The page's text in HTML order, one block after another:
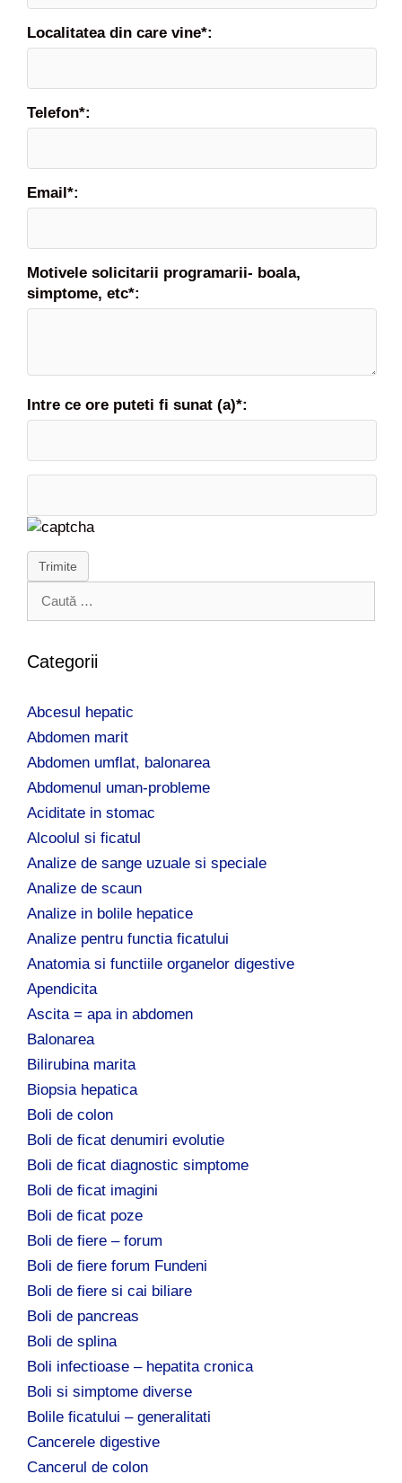
Localitatea din care vine*:
Telefon*:
Email*:
Motivele solicitarii programarii- boala,
simptome, etc*:
Intre ce ore puteti fi sunat (a)*:
Trimite
t
u
p
ă
:
Categorii
Abcesul hepatic
Abdomen marit
Abdomen umflat, balonarea
Abdomenul uman-probleme
Aciditate in stomac
Alcoolul si ficatul
Analize de sange uzuale si speciale
Analize de scaun
Analize in bolile hepatice
Analize pentru functia ficatului
Anatomia si functiile organelor digestive
Apendicita
Ascita = apa in abdomen
Balonarea
Bilirubina marita
Biopsia hepatica
Boli de colon
Boli de ficat denumiri evolutie
Boli de ficat diagnostic simptome
Boli de ficat imagini
Boli de ficat poze
Boli de fiere – forum
Boli de fiere forum Fundeni
Boli de fiere si cai biliare
Boli de pancreas
Boli de splina
Boli infectioase – hepatita cronica
Boli si simptome diverse
Bolile ficatului – generalitati
Cancerele digestive
Cancerul de colon